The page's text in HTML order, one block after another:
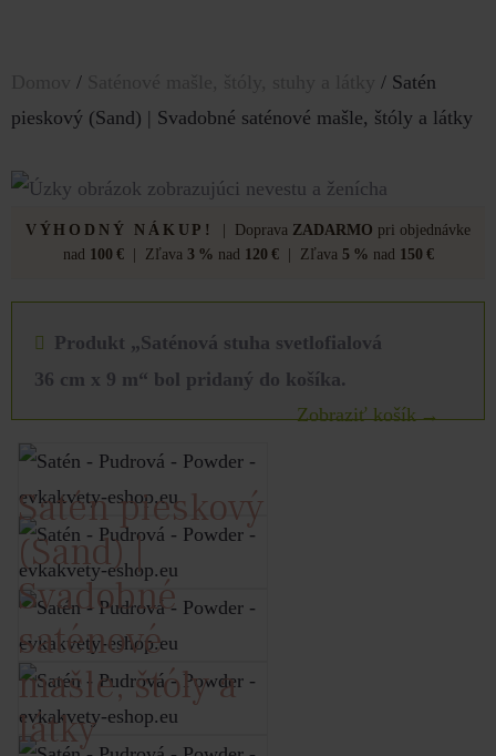
/
/ Satén
pieskový (Sand) | Svadobné saténové mašle, štóly a látky
VÝHODNÝ NÁKUP! | Doprava ZADARMO pri objednávke
nad 100 €| Zľava 3 % nad 120 €| Zľava 5 % nad 150 €
Produkt „Saténová stuha svetlofialová
36 cm x 9 m“ bol pridaný do košíka.
Zobraziť košík
Satén pieskový
(Sand) |
Svadobné
saténové
mašle, štóly a
látky